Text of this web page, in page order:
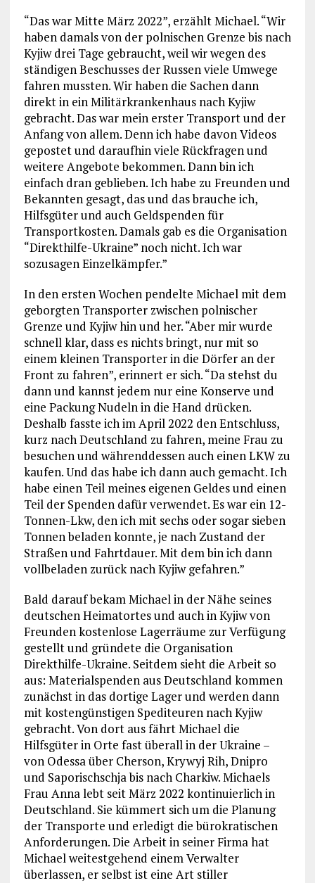
“Das war Mitte März 2022”, erzählt Michael. “Wir
haben damals von der polnischen Grenze bis nach
Kyjiw drei Tage gebraucht, weil wir wegen des
ständigen Beschusses der Russen viele Umwege
fahren mussten. Wir haben die Sachen dann
direkt in ein Militärkrankenhaus nach Kyjiw
gebracht. Das war mein erster Transport und der
Anfang von allem. Denn ich habe davon Videos
gepostet und daraufhin viele Rückfragen und
weitere Angebote bekommen. Dann bin ich
einfach dran geblieben. Ich habe zu Freunden und
Bekannten gesagt, das und das brauche ich,
Hilfsgüter und auch Geldspenden für
Transportkosten. Damals gab es die Organisation
“Direkthilfe-Ukraine” noch nicht. Ich war
sozusagen Einzelkämpfer.”
In den ersten Wochen pendelte Michael mit dem
geborgten Transporter zwischen polnischer
Grenze und Kyjiw hin und her. “Aber mir wurde
schnell klar, dass es nichts bringt, nur mit so
einem kleinen Transporter in die Dörfer an der
Front zu fahren”, erinnert er sich. “Da stehst du
dann und kannst jedem nur eine Konserve und
eine Packung Nudeln in die Hand drücken.
Deshalb fasste ich im April 2022 den Entschluss,
kurz nach Deutschland zu fahren, meine Frau zu
besuchen und währenddessen auch einen LKW zu
kaufen. Und das habe ich dann auch gemacht. Ich
habe einen Teil meines eigenen Geldes und einen
Teil der Spenden dafür verwendet. Es war ein 12-
Tonnen-Lkw, den ich mit sechs oder sogar sieben
Tonnen beladen konnte, je nach Zustand der
Straßen und Fahrtdauer. Mit dem bin ich dann
vollbeladen zurück nach Kyjiw gefahren.”
Bald darauf bekam Michael in der Nähe seines
deutschen Heimatortes und auch in Kyjiw von
Freunden kostenlose Lagerräume zur Verfügung
gestellt und gründete die Organisation
Direkthilfe-Ukraine. Seitdem sieht die Arbeit so
aus: Materialspenden aus Deutschland kommen
zunächst in das dortige Lager und werden dann
mit kostengünstigen Spediteuren nach Kyjiw
gebracht. Von dort aus fährt Michael die
Hilfsgüter in Orte fast überall in der Ukraine –
von Odessa über Cherson, Krywyj Rih, Dnipro
und Saporischschja bis nach Charkiw. Michaels
Frau Anna lebt seit März 2022 kontinuierlich in
Deutschland. Sie kümmert sich um die Planung
der Transporte und erledigt die bürokratischen
Anforderungen. Die Arbeit in seiner Firma hat
Michael weitestgehend einem Verwalter
überlassen, er selbst ist eine Art stiller